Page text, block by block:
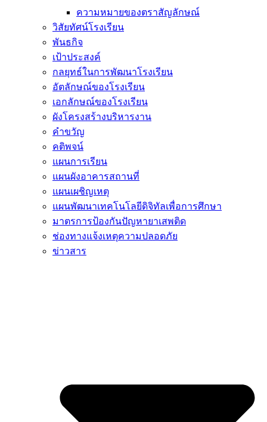
ความหมายของตราสัญลักษณ์
วิสัยทัศน์โรงเรียน
พันธกิจ
เป้าประสงค์
กลยุทธ์ในการพัฒนาโรงเรียน
อัตลักษณ์ของโรงเรียน
เอกลักษณ์ของโรงเรียน
ผังโครงสร้างบริหารงาน
คำขวัญ
คติพจน์
แผนการเรียน
แผนผังอาคารสถานที่
แผนเผชิญเหตุ
แผนพัฒนาเทคโนโลยีดิจิทัลเพื่อการศึกษา
มาตรการป้องกันปัญหายาเสพติด
ช่องทางแจ้งเหตุความปลอดภัย
ข่าวสาร